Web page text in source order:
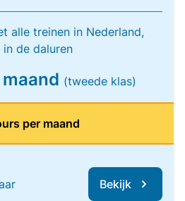
alle treinen in Nederland,
de daluren
(tweede klas)
per maand
Bekijk